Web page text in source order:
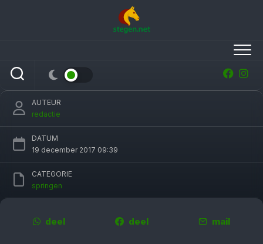
plaats in Grote Prijs Londen
AUTEUR
redactie
DATUM
19 december 2017 09:39
CATEGORIE
springen
deel deel mail